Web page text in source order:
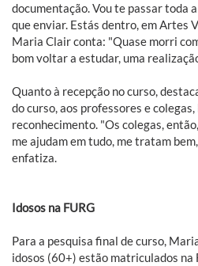
documentação. Vou te passar toda
que enviar. Estás dentro, em Artes
Maria Clair conta: "Quase morri
bom voltar a estudar, uma
Quanto à recepção no curso,
do curso, aos professores e
reconhecimento. "Os colegas,
me ajudam em tudo, me tratam
enfatiza.
Idosos na FURG
Para a pesquisa final de curso,
idosos (60+) estão matriculados na